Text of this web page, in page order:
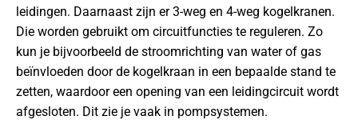
leidingen. Daarnaast zijn er 3-weg en 4-weg kogelkranen.
Die worden gebruikt om circuitfuncties te reguleren. Zo
kun je bijvoorbeeld de stroomrichting van water of gas
beïnvloeden door de kogelkraan in een bepaalde stand te
zetten, waardoor een opening van een leidingcircuit wordt
afgesloten. Dit zie je vaak in pompsystemen.